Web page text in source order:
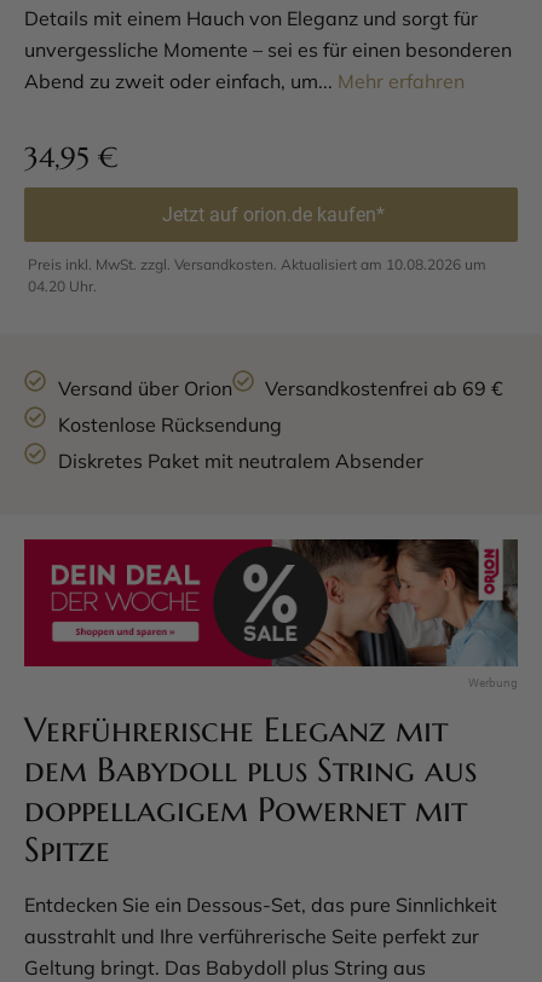
Details mit einem Hauch von Eleganz und sorgt für
unvergessliche Momente – sei es für einen besonderen
Abend zu zweit oder einfach, um... Mehr erfahren
34,95 €
Jetzt auf orion.de kaufen*
Preis inkl. MwSt. zzgl. Versandkosten. Aktualisiert am 10.08.2026 um
04.20 Uhr.
Versand über Orion
Versandkostenfrei ab 69 €
Kostenlose Rücksendung
Diskretes Paket mit neutralem Absender
Verführerische Eleganz mit
dem Babydoll plus String aus
doppellagigem Powernet mit
Spitze
Entdecken Sie ein Dessous-Set, das pure Sinnlichkeit
ausstrahlt und Ihre verführerische Seite perfekt zur
Geltung bringt. Das Babydoll plus String aus